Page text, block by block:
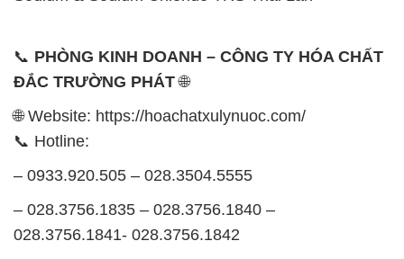
📞 PHÒNG KINH DOANH – CÔNG TY HÓA CHẤT
ĐẮC TRƯỜNG PHÁT🌐
🌐 Website: https://hoachatxulynuoc.com/
📞 Hotline:
– 0933.920.505 – 028.3504.5555
– 028.3756.1835 – 028.3756.1840 –
028.3756.1841- 028.3756.1842